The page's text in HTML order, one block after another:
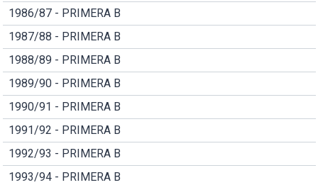
1986/87 - PRIMERA B
1987/88 - PRIMERA B
1988/89 - PRIMERA B
1989/90 - PRIMERA B
1990/91 - PRIMERA B
1991/92 - PRIMERA B
1992/93 - PRIMERA B
1993/94 - PRIMERA B